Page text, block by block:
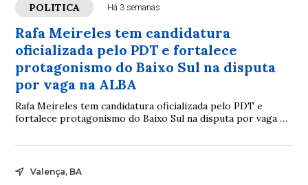
POLITICA Há 3 semanas
Rafa Meireles tem candidatura
oficializada pelo PDT e fortalece
protagonismo do Baixo Sul na disputa
por vaga na ALBA
Rafa Meireles tem candidatura oficializada pelo PDT e
fortalece protagonismo do Baixo Sul na disputa por vaga na
Valença, BA